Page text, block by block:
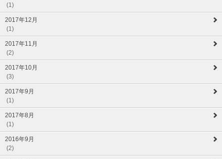
(1)
2017年12月
(1)
2017年11月
(2)
2017年10月
(3)
2017年9月
(1)
2017年8月
(1)
2016年9月
(2)